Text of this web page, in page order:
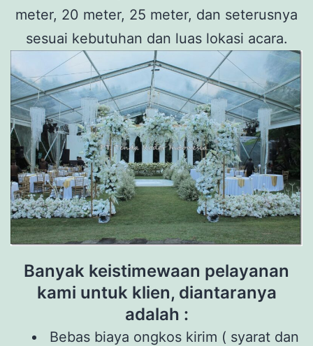
meter, 20 meter, 25 meter, dan seterusnya
sesuai kebutuhan dan luas lokasi acara.
Banyak keistimewaan pelayanan
kami untuk klien, diantaranya
adalah :
Bebas biaya ongkos kirim ( syarat dan